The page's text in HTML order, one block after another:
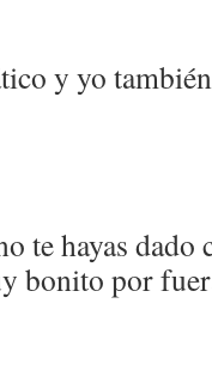
y yo
te hayas
bonito por